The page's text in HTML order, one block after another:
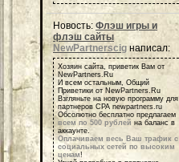
Новость: Флэш игры и
флэш сайты
NewPartnerscig написал:
Хозяин сайта, приветик Вам от
NewPartners.Ru
И всем остальным, Общий
Приветики от NewPartners.Ru
Взгляньте на новую программу для
партнеров СРА newpartners.ru
Обсолютно бесплатно предлагаем
всем по 500 рублей на баланс в
аккаунте.
Оплачиваем весь Ваш трафик с
социальных сетей по высоким
ценам!